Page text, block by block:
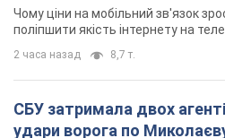
37 минут назад 759
У Коблевому на
Чоловік, ймовірно, підірвався на